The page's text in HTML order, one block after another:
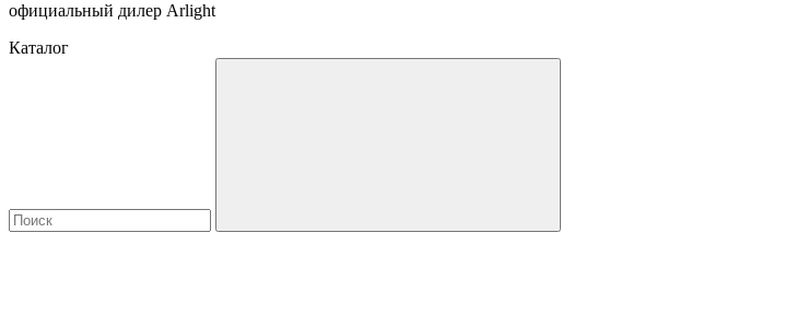
официальный дилер Arlight
Каталог